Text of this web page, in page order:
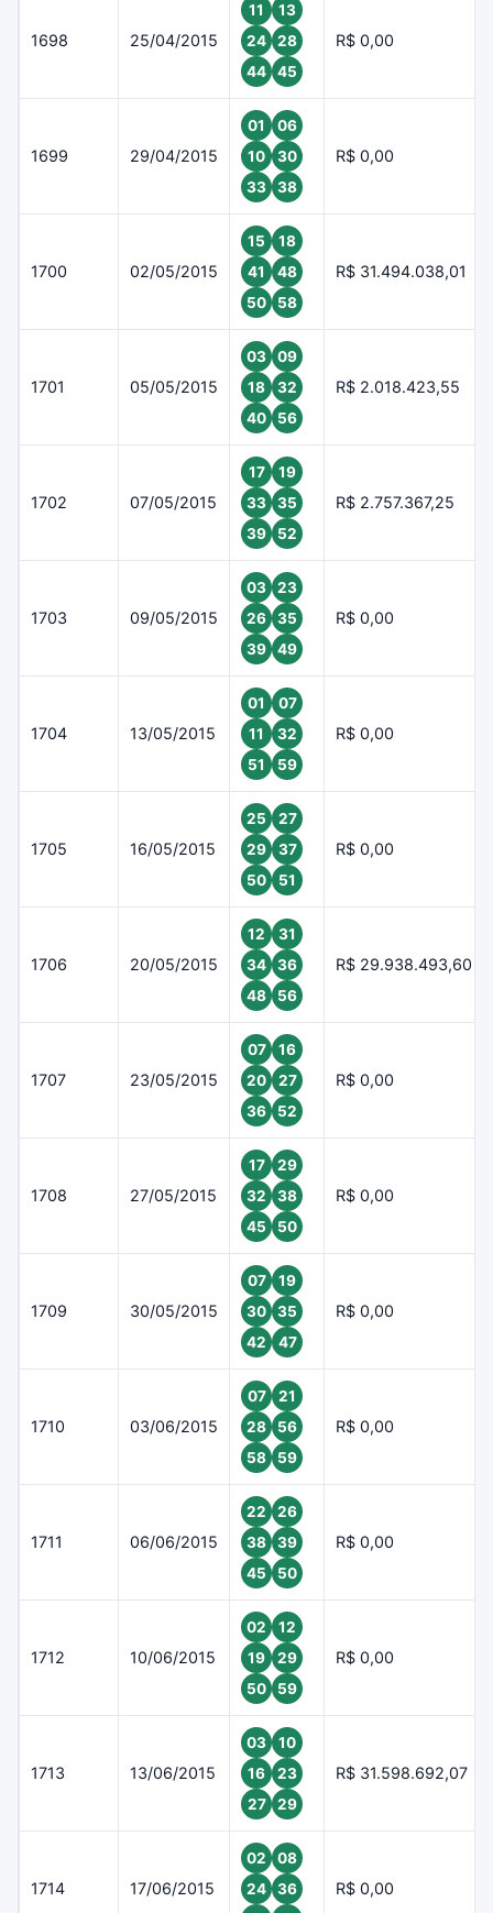
1698 25/04/2015
11
13
24
28
44
45
R$ 0,00
1699 29/04/2015
01
06
10
30
33
38
R$ 0,00
1700 02/05/2015
15
18
41
48
50
58
R$ 31.494.038,01
1701 05/05/2015
03
09
18
32
40
56
R$ 2.018.423,55
1702 07/05/2015
17
19
33
35
39
52
R$ 2.757.367,25
1703 09/05/2015
03
23
26
35
39
49
R$ 0,00
1704 13/05/2015
01
07
11
32
51
59
R$ 0,00
1705 16/05/2015
25
27
29
37
50
51
R$ 0,00
1706 20/05/2015
12
31
34
36
48
56
R$ 29.938.493,60
1707 23/05/2015
07
16
20
27
36
52
R$ 0,00
1708 27/05/2015
17
29
32
38
45
50
R$ 0,00
1709 30/05/2015
07
19
30
35
42
47
R$ 0,00
1710 03/06/2015
07
21
28
56
58
59
R$ 0,00
1711 06/06/2015
22
26
38
39
45
50
R$ 0,00
1712 10/06/2015
02
12
19
29
50
59
R$ 0,00
1713 13/06/2015
03
10
16
23
27
29
R$ 31.598.692,07
1714 17/06/2015
02
08
24
36
R$ 0,00